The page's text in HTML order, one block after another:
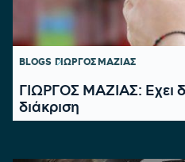
BLOGS ΓΙΩΡΓΟΣ ΜΑΖΙΑΣ
ΓΙΩΡΓΟΣ ΜΑΖΙΑΣ: Εχει
διάκριση